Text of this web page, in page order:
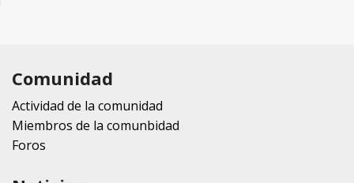
Comunidad
Actividad de la comunidad
Miembros de la comunbidad
Foros